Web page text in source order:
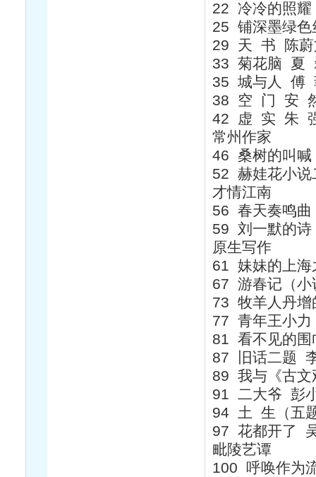
22 冷冷的照
25 铺深墨绿色
29 天 书 陈蔚
33 菊花脑 夏
35 城与人 傅
38 空 门 安
42 虚 实 朱
常州作家
46 桑树的叫
52 赫娃花小
才情江南
56 春天奏鸣
59 刘一默的
原生写作
61 妹妹的上
67 游春记（
73 牧羊人丹增
77 青年王小
81 看不见的
87 旧话二题
89 我与《古
91 二大爷 彭
94 土 生（五
97 花都开了
毗陵艺谭
100 呼唤作为